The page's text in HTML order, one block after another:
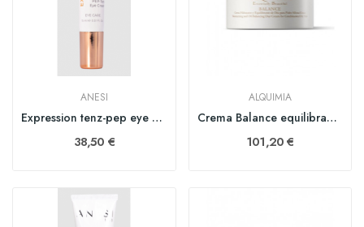
ANESI
Expression tenz-pep eye cream 15 ml tubo
38,50 €
ALQUIMIA
Crema Balance equilibrante pieles mixtas 50 ml
101,20 €